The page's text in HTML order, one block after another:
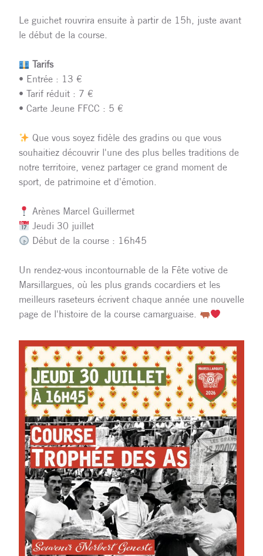
Le guichet rouvrira ensuite à partir de 15h, juste avant
le début de la course.
Tarifs
• Entrée : 13 €
• Tarif réduit : 7 €
• Carte Jeune FFCC : 5 €
Que vous soyez fidèle des gradins ou que vous
souhaitiez découvrir l'une des plus belles traditions de
notre territoire, venez partager ce grand moment de
sport, de patrimoine et d'émotion.
Arènes Marcel Guillermet
Jeudi 30 juillet
Début de la course : 16h45
Un rendez-vous incontournable de la Fête votive de
Marsillargues, où les plus grands cocardiers et les
meilleurs raseteurs écrivent chaque année une nouvelle
page de l'histoire de la course camarguaise.